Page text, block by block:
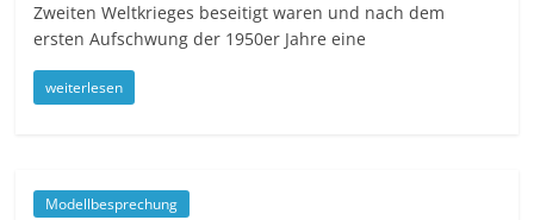
Zweiten Weltkrieges beseitigt waren und nach dem
ersten Aufschwung der 1950er Jahre eine
weiterlesen
Modellbesprechung